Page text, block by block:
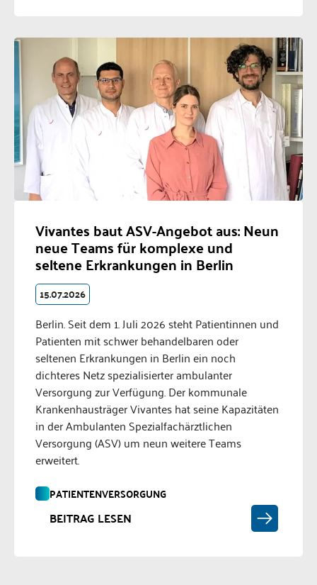
Vivantes baut ASV-Angebot aus: Neun
neue Teams für komplexe und
seltene Erkrankungen in Berlin
15.07.2026
Berlin. Seit dem 1. Juli 2026 steht Patientinnen und
Patienten mit schwer behandelbaren oder
seltenen Erkrankungen in Berlin ein noch
dichteres Netz spezialisierter ambulanter
Versorgung zur Verfügung. Der kommunale
Krankenhausträger Vivantes hat seine Kapazitäten
in der Ambulanten Spezialfachärztlichen
Versorgung (ASV) um neun weitere Teams
erweitert.
PATIENTENVERSORGUNG
BEITRAG LESEN